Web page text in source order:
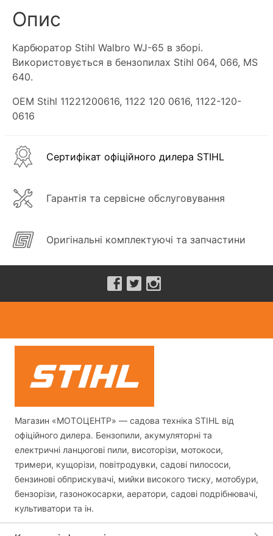
Опис
Карбюратор Stihl Walbro WJ-65 в зборі.
Використовується в бензопилах Stihl 064, 066, MS
640.
OEM Stihl 11221200616, 1122 120 0616, 1122-120-
0616
Сертифікат офіційного дилера STIHL
Гарантія та сервісне обслуговування
Оригінальні комплектуючі та запчастини
Магазин «МОТОЦЕНТР» — садова техніка STIHL від
офіційного дилера. Бензопили, акумуляторні та
електричні ланцюгові пили, висоторізи, мотокоси,
тримери, кущорізи, повітродувки, садові пилососи,
бензинові обприскувачі, мийки високого тиску, мотобури,
бензорізи, газонокосарки, аератори, садові подрібнювачі,
культиватори та ін.